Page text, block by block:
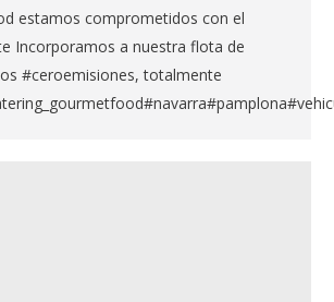
estamos comprometidos con el
Incorporamos a nuestra flota de
#ceroemisiones, totalmente